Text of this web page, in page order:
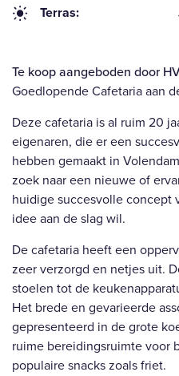
Terras:
Te koop aangeboden door
Goedlopende Cafetaria aan
Deze cafetaria is al ruim 20
eigenaren, die er een
hebben gemaakt in
zoek naar een nieuwe of
huidige succesvolle concept
idee aan de slag wil.
De cafetaria heeft een
zeer verzorgd en netjes uit.
stoelen tot de
Het brede en gevarieerde
gepresenteerd in de grote
ruime bereidingsruimte voor
populaire snacks zoals friet.